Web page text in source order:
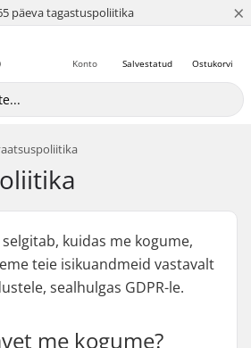
päeva tagastuspoliitika
4.8 paljaks 5 ×
Ostukorvi
Salvestatud
Konto
kuidas me kogume,
teie isikuandmeid vastavalt
sealhulgas GDPR-le.
me kogume?